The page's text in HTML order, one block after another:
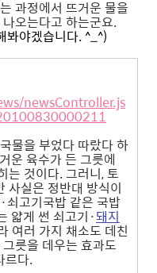
과정에서 뜨거운 물을
오는다고 하는군요.
봐야겠습니다. ^_^)
newsController.js
물을 부었다 따랐다 하
운 육수가 든 그릇에
는 것이다. 그러니, 토
사실은 정반대 방식이
쇠고기국밥 같은 국밥
얇게 썬 쇠고기·돼지
여러 가지 채소도 데친
릇을 데우는 효과도
르다.